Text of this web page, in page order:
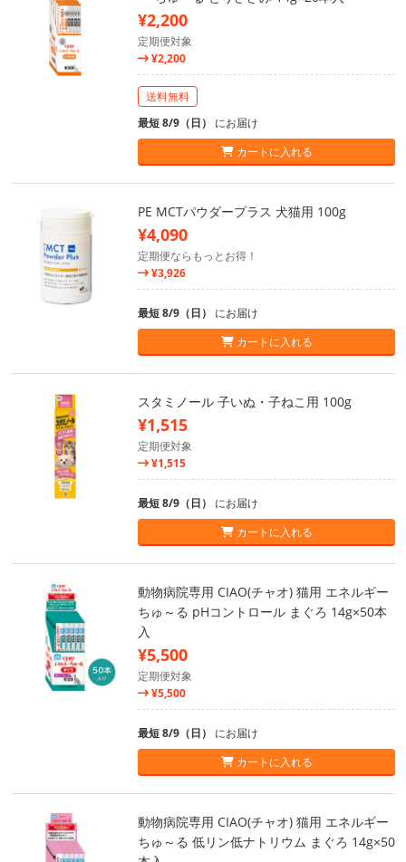
¥2,200
定期便対象
¥2,200
送料無料
最短 8/9（日） にお届け
カートに入れる
PE MCTパウダープラス 犬猫用 100g
¥4,090
定期便ならもっとお得！
¥3,926
最短 8/9（日） にお届け
カートに入れる
スタミノール 子いぬ・子ねこ用 100g
¥1,515
定期便対象
¥1,515
最短 8/9（日） にお届け
カートに入れる
動物病院専用 CIAO(チャオ) 猫用 エネルギー
ちゅ～る pHコントロール まぐろ 14g×50本
入
¥5,500
定期便対象
¥5,500
最短 8/9（日） にお届け
カートに入れる
動物病院専用 CIAO(チャオ) 猫用 エネルギー
ちゅ～る 低リン低ナトリウム まぐろ 14g×50